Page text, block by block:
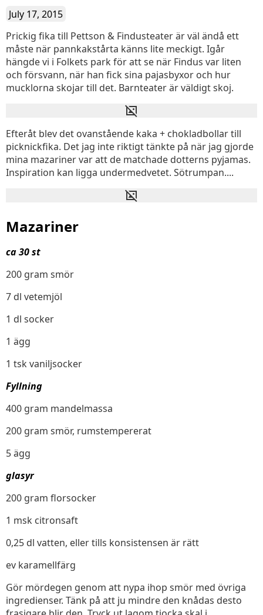
July 17, 2015
Prickig fika till Pettson & Findusteater är väl ändå ett
måste när pannkakstårta känns lite meckigt. Igår
hängde vi i Folkets park för att se när Findus var liten
och försvann, när han fick sina pajasbyxor och hur
mucklorna skojar till det. Barnteater är väldigt skoj.
Efteråt blev det ovanstående kaka + chokladbollar till
picknickfika. Det jag inte riktigt tänkte på när jag gjorde
mina mazariner var att de matchade dotterns pyjamas.
Inspiration kan ligga undermedvetet. Sötrumpan....
Mazariner
ca 30 st
200 gram smör
7 dl vetemjöl
1 dl socker
1 ägg
1 tsk vaniljsocker
Fyllning
400 gram mandelmassa
200 gram smör, rumstempererat
5 ägg
glasyr
200 gram florsocker
1 msk citronsaft
0,25 dl vatten, eller tills konsistensen är rätt
ev karamellfärg
Gör mördegen genom att nypa ihop smör med övriga
ingredienser. Tänk på att ju mindre den knådas desto